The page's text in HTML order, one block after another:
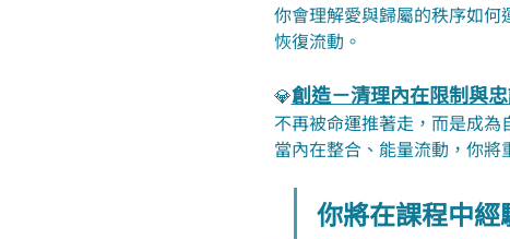
你會理解愛與歸屬的秩序如
恢復流動。
💎創造－清理內在限制與
不再被命運推著走，而是成為
當內在整合、能量流動，你
你將在課程中經